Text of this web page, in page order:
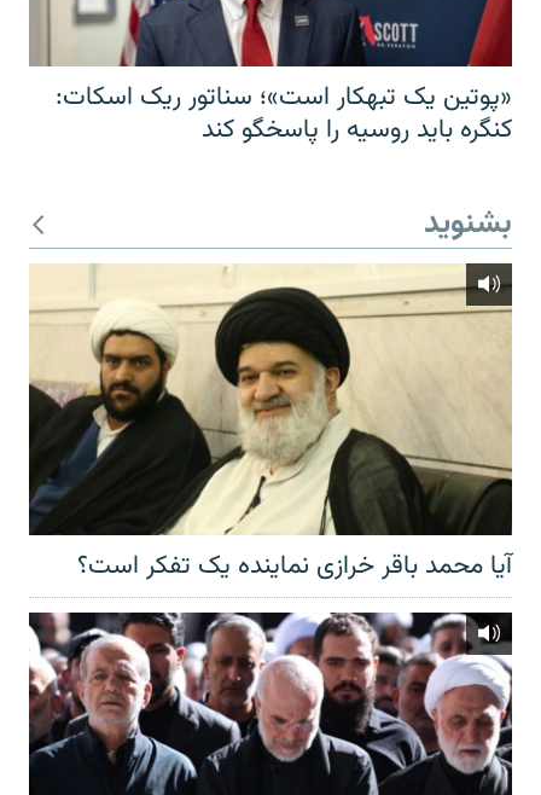
«پوتین یک تبهکار است»؛ سناتور ریک اسکات:
کنگره باید روسیه را پاسخگو کند
بشنوید
آیا محمد باقر خرازی نماینده یک تفکر است؟